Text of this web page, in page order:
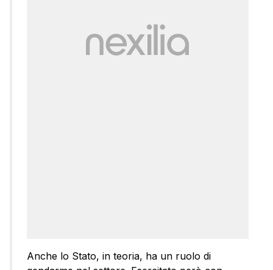
Anche lo Stato, in teoria, ha un ruolo di